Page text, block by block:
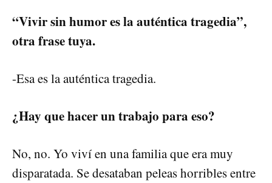
“Vivir sin humor es la auténtica tragedia”,
otra frase tuya.
-Esa es la auténtica tragedia.
¿Hay que hacer un trabajo para eso?
No, no. Yo viví en una familia que era muy
disparatada. Se desataban peleas horribles entre